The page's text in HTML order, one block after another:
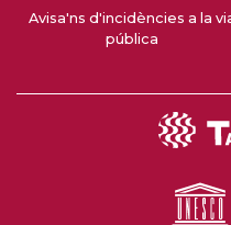
Avisa'ns d'incidències a la
pública